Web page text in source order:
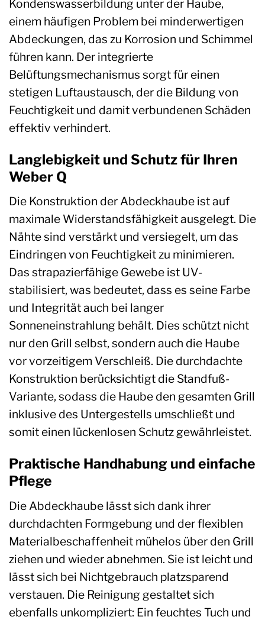
Kondenswasserbildung unter der Haube,
einem häufigen Problem bei minderwertigen
Abdeckungen, das zu Korrosion und Schimmel
führen kann. Der integrierte
Belüftungsmechanismus sorgt für einen
stetigen Luftaustausch, der die Bildung von
Feuchtigkeit und damit verbundenen Schäden
effektiv verhindert.
Langlebigkeit und Schutz für Ihren
Weber Q
Die Konstruktion der Abdeckhaube ist auf
maximale Widerstandsfähigkeit ausgelegt. Die
Nähte sind verstärkt und versiegelt, um das
Eindringen von Feuchtigkeit zu minimieren.
Das strapazierfähige Gewebe ist UV-
stabilisiert, was bedeutet, dass es seine Farbe
und Integrität auch bei langer
Sonneneinstrahlung behält. Dies schützt nicht
nur den Grill selbst, sondern auch die Haube
vor vorzeitigem Verschleiß. Die durchdachte
Konstruktion berücksichtigt die Standfuß-
Variante, sodass die Haube den gesamten Grill
inklusive des Untergestells umschließt und
somit einen lückenlosen Schutz gewährleistet.
Praktische Handhabung und einfache
Pflege
Die Abdeckhaube lässt sich dank ihrer
durchdachten Formgebung und der flexiblen
Materialbeschaffenheit mühelos über den Grill
ziehen und wieder abnehmen. Sie ist leicht und
lässt sich bei Nichtgebrauch platzsparend
verstauen. Die Reinigung gestaltet sich
ebenfalls unkompliziert: Ein feuchtes Tuch und